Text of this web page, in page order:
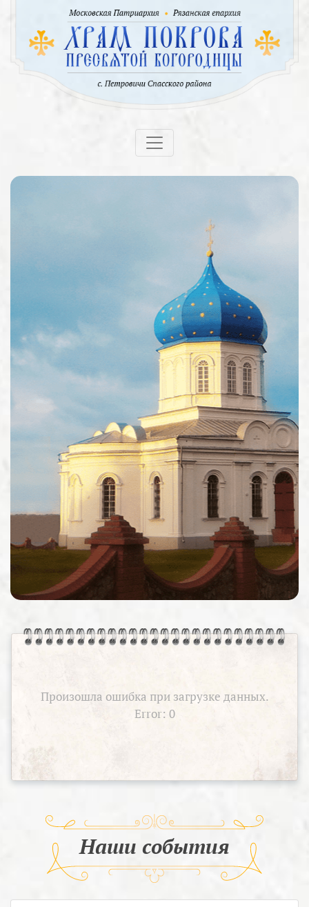
Произошла ошибка при загрузке данных.
Error: 0
Наши события